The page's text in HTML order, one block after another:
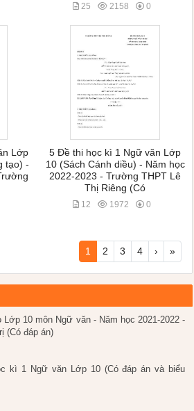
25 2158 0
Lớp
tạo) -
5 Đề thi học kì 1 Ngữ văn Lớp
10 (Sách Cánh diều) - Năm học
2022-2023 - Trường THPT Lê
Thị Riêng (Có
12 1972 0
1 2 3 4 › »
Lớp 10 môn Ngữ văn - Năm học 2021-2022 -
(Có đáp án)
kì 1 Ngữ văn Lớp 10 (Có đáp án và biểu